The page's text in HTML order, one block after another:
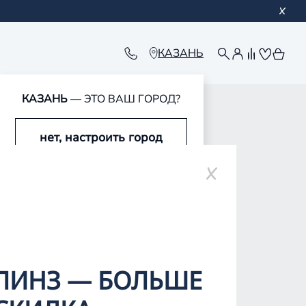
КАЗАНЬ
КАЗАНЬ— ЭТО ВАШ ГОРОД?
нет, настроить город
— БОЛЬШЕ